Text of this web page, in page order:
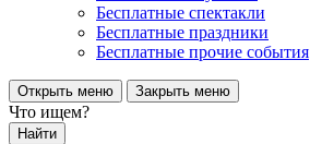
Бесплатные спектакли
Бесплатные праздники
Бесплатные прочие события
Открыть меню Закрыть меню
Что ищем?
Найти